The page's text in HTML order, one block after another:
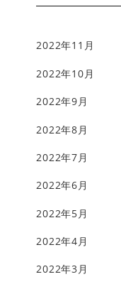
2022年11月
2022年10月
2022年9月
2022年8月
2022年7月
2022年6月
2022年5月
2022年4月
2022年3月